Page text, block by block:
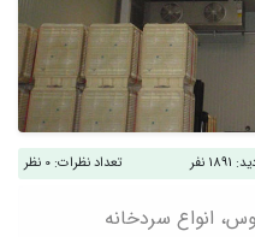
1891 نفر تعداد نظرات: 0 نظر
انواع سردخانه